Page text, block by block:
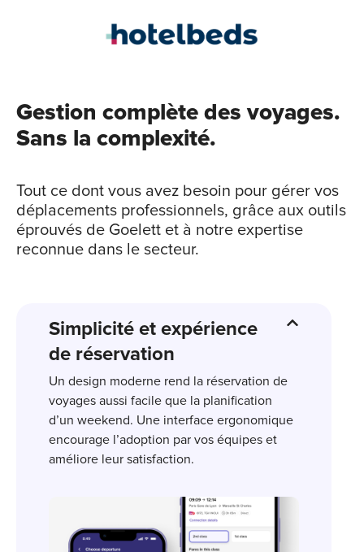
Gestion complète des voyages.
Sans la complexité.
Tout ce dont vous avez besoin pour gérer vos
déplacements professionnels, grâce aux outils
éprouvés de Goelett et à notre expertise
reconnue dans le secteur.
Simplicité et expérience
de réservation
Un design moderne rend la réservation de
voyages aussi facile que la planification
d’un weekend. Une interface ergonomique
encourage l’adoption par vos équipes et
améliore leur satisfaction.